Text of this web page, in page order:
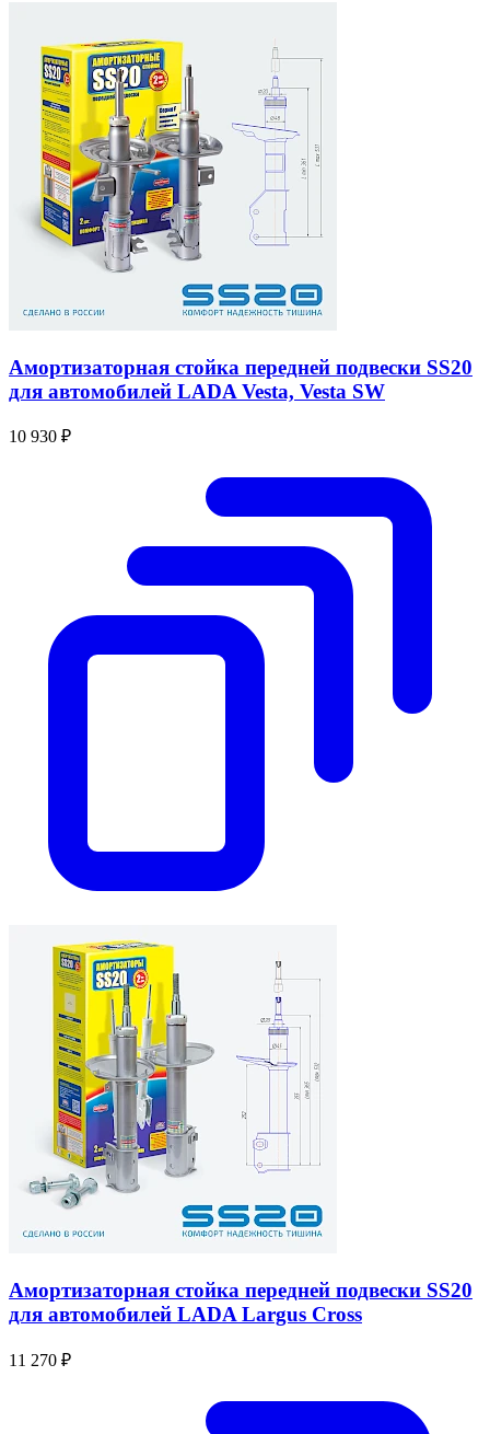
Амортизаторная стойка передней подвески SS20
для автомобилей LADA Vesta, Vesta SW
10 930 ₽
Амортизаторная стойка передней подвески SS20
для автомобилей LADA Largus Cross
11 270 ₽